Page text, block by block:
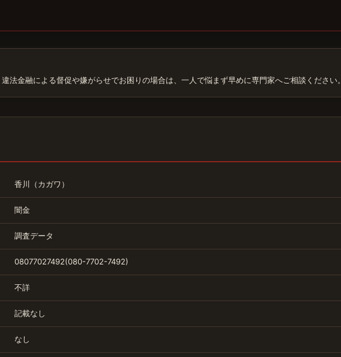
法金融による督促や嫌がらせでお困りの場合は、一人で悩まず早めに専門家へご相談ください。
香川（カガワ）
闇金
調査データ
08077027492(080-7702-7492)
不詳
記載なし
なし